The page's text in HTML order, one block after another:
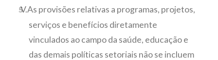
As provisões relativas a programas, projetos,
serviços e benefícios diretamente
vinculados ao campo da saúde, educação e
das demais políticas setoriais não se incluem